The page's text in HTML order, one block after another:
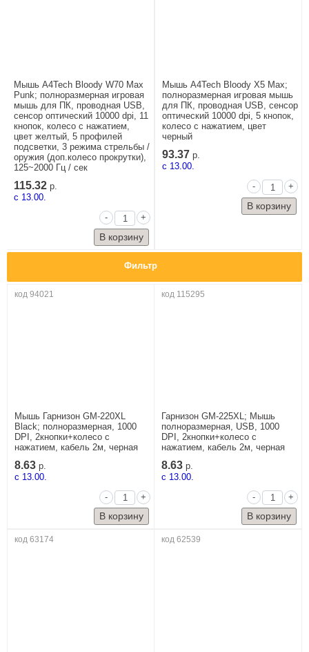
Мышь A4Tech Bloody W70 Max
Punk; полноразмерная игровая
мышь для ПК, проводная USB,
сенсор оптический 10000 dpi, 11
кнопок, колесо с нажатием,
цвет желтый, 5 профилей
подсветки, 3 режима стрельбы /
оружия (доп.колесо прокрутки),
125~2000 Гц / сек
115.32 р.
c 13.00.
-
+
Мышь A4Tech Bloody X5 Max;
полноразмерная игровая мышь
для ПК, проводная USB, сенсор
оптический 10000 dpi, 5 кнопок,
колесо с нажатием, цвет
черный
93.37 р.
c 13.00.
-
+
Фильтр
код 94021
Мышь Гарнизон GM-220XL
Black; полноразмерная, 1000
DPI, 2кнопки+колесо с
нажатием, кабель 2м, черная
8.63 р.
c 13.00.
-
+
код 115295
Гарнизон GM-225XL; Мышь
полноразмерная, USB, 1000
DPI, 2кнопки+колесо с
нажатием, кабель 2м, черная
8.63 р.
c 13.00.
-
+
код 63174 код 62539